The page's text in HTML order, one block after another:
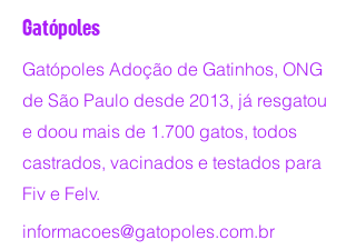
Gatópoles
Gatópoles Adoção de Gatinhos, ONG
de São Paulo desde 2013, já resgatou
e doou mais de 1.700 gatos, todos
castrados, vacinados e testados para
Fiv e Felv.
informacoes@gatopoles.com.br